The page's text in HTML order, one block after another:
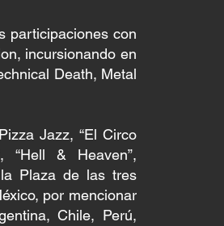
participaciones con
incursionando en
Death, Metal
Jazz, “El Circo
“Hell & Heaven”,
la Plaza de las tres
por mencionar
Chile, Perú,